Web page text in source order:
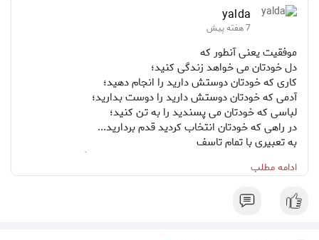
yalda
7 هفته پیش
موفقیت یعنی آنطور که
دل خودتان می خواهد زندگی کنید؛
کاری که خودتان دوستش دارید را انجام دهید؛
آدمی که خودتان دوستش دارید را دوست بدارید؛
لباسی که خودتان می پسندید را به تن کنید؛
در راهی که خودتان انتخاب کردید قدم بردارید...
به تعبیری با تمام تاسف
"ما بیشتر می پسندیم که خوشبخت نباشیم اما دیگران ما را
خوشبخت بدانند تا این که خوشبخت باشیم اما دیگران ما را
ادامه مطلب